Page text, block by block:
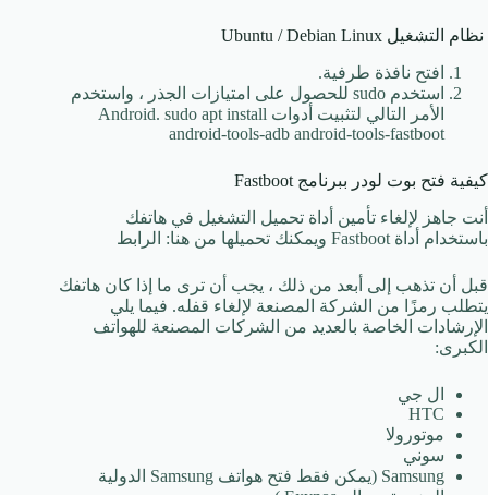
نظام التشغيل Ubuntu / Debian Linux
افتح نافذة طرفية.
استخدم sudo للحصول على امتيازات الجذر ، واستخدم
الأمر التالي لتثبيت أدوات Android. sudo apt install
android-tools-adb android-tools-fastboot
كيفية فتح بوت لودر ببرنامج Fastboot
أنت جاهز لإلغاء تأمين أداة تحميل التشغيل في هاتفك
باستخدام أداة Fastboot ويمكنك تحميلها من هنا: الرابط
قبل أن تذهب إلى أبعد من ذلك ، يجب أن ترى ما إذا كان هاتفك
يتطلب رمزًا من الشركة المصنعة لإلغاء قفله. فيما يلي
الإرشادات الخاصة بالعديد من الشركات المصنعة للهواتف
الكبرى:
ال جي
HTC
موتورولا
سوني
Samsung (يمكن فقط فتح هواتف Samsung الدولية